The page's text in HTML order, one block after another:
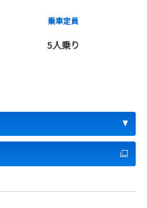
乗車定員
5人乗り